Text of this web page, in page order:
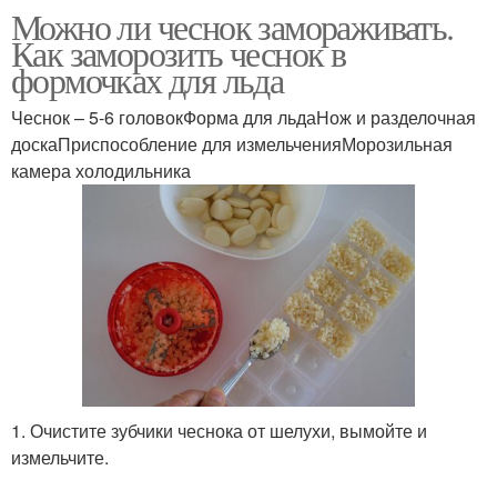
Можно ли чеснок замораживать.
Как заморозить чеснок в
формочках для льда
Чеснок – 5-6 головокФорма для льдаНож и разделочная
доскаПриспособление для измельченияМорозильная
камера холодильника
1. Очистите зубчики чеснока от шелухи, вымойте и
измельчите.